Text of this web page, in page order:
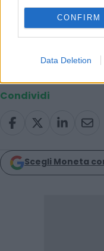
CONFIRM
Data Deletion
Condividi
Scegli Moneta